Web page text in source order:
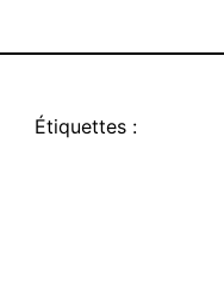
Étiquettes :